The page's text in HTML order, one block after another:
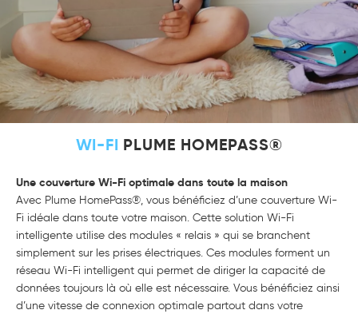
WI-FI PLUME HOMEPASS®
Une couverture Wi-Fi optimale dans toute la maison
Avec Plume HomePass®, vous bénéficiez d’une couverture Wi-
Fi idéale dans toute votre maison. Cette solution Wi-Fi
intelligente utilise des modules « relais » qui se branchent
simplement sur les prises électriques. Ces modules forment un
réseau Wi-Fi intelligent qui permet de diriger la capacité de
données toujours là où elle est nécessaire. Vous bénéficiez ainsi
d’une vitesse de connexion optimale partout dans votre